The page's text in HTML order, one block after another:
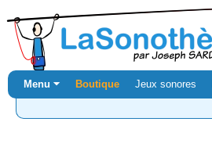
Menu ⏷ Boutique Jeux sonores